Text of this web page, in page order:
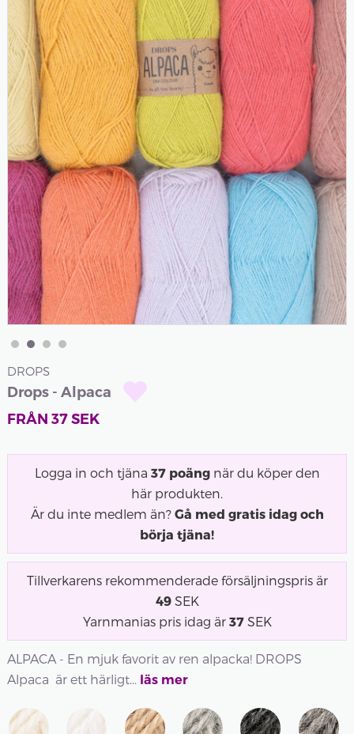
DROPS
Drops - Alpaca
FRÅN 37SEK
Logga in och tjäna 37 poängnär du köper den
här produkten.
Är du inte medlem än? Gå med gratis idag och
börja tjäna!
Tillverkarens rekommenderade försäljningspris är
49SEK
Yarnmanias pris idag är 37SEK
ALPACA - En mjuk favorit av ren alpacka! DROPS
Alpaca är ett härligt... läs mer